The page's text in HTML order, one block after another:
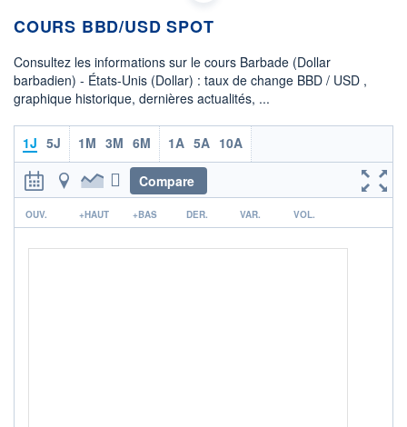
15h25
0,499
OUVERTURE
0,4975
CLÔTURE VEILLE
0,5000 0,4975
COTATION SPÉCIFIQUE
COURS BBD/USD SPOT
Consultez les informations sur le cours Barbade (Dollar
barbadien) - États-Unis (Dollar) : taux de change BBD / USD ,
graphique historique, dernières actualités, ...
1J 5J 1M 3M 6M 1A 5A 10A
Compare
r
OUV. +HAUT +BAS DER. VAR. VOL.